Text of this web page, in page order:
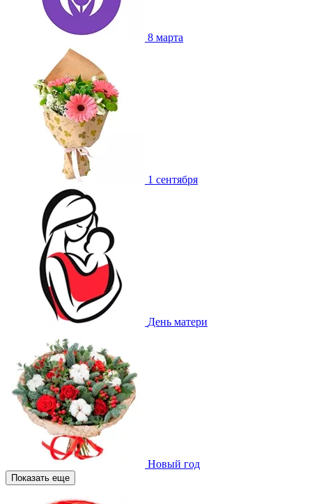
8 марта
1 сентября
День матери
Новый год
Показать еще